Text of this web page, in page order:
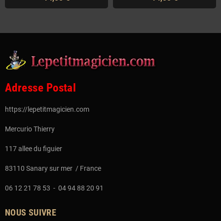
Adresse Postal
https://lepetitmagicien.com
Mercurio Thierry
117 allee du figuier
83110 Sanary sur mer / France
06 12 21 78 53 - 04 94 88 20 91
NOUS SUIVRE